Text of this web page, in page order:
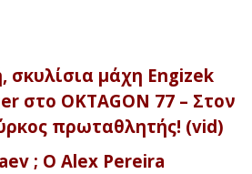
σκυλίσια μάχη Engizek
στο OKTAGON 77 – Στον
πρωταθλητής! (vid)
; Ο Alex Pereira